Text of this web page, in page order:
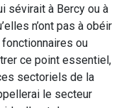
sévirait à Bercy ou à
n’ont pas à obéir
ou
ce point essentiel,
sectoriels de la
le secteur